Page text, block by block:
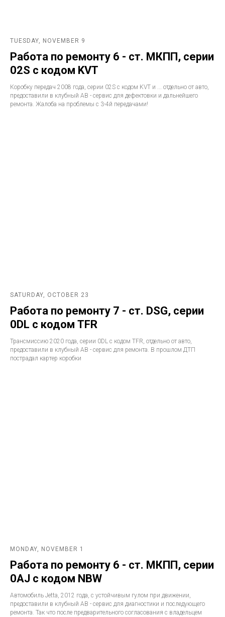
TUESDAY, NOVEMBER 9
Работа по ремонту 6 - ст. МКПП, серии
02S с кодом KVT
Коробку передач 2008 года, серии 02S с кодом KVT и ... отдельно от авто,
предоставили в клубный АВ - сервис для дефектовки и дальнейшего
ремонта. Жалоба на проблемы с 3-4й передачами!
SATURDAY, OCTOBER 23
Работа по ремонту 7 - ст. DSG, серии
0DL с кодом TFR
Трансмиссию 2020 года, серии 0DL с кодом TFR, отдельно от авто,
предоставили в клубный АВ - сервис для ремонта. В прошлом ДТП
пострадал картер коробки
MONDAY, NOVEMBER 1
Работа по ремонту 6 - ст. МКПП, серии
0AJ с кодом NBW
Автомобиль Jetta, 2012 года, с устойчивым гулом при движении,
предоставили в клубный АВ - сервис для диагностики и последующего
ремонта. Так что после предварительного согласования с владельцем